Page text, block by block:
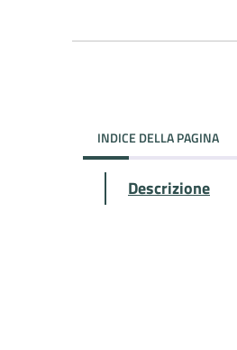
INDICE DELLA PAGINA
Descrizione